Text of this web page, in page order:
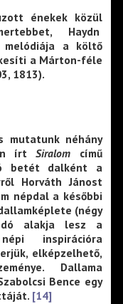
énekek közül
Haydn
a költő
a Márton-féle
1813).
néhány
írtSiralom című
betét dalként a
Horváth Jánost
népdal a későbbi
(négy
alakja lesz a
inspirációra
elképzelhető,
Dallama
Bence egy
[14]